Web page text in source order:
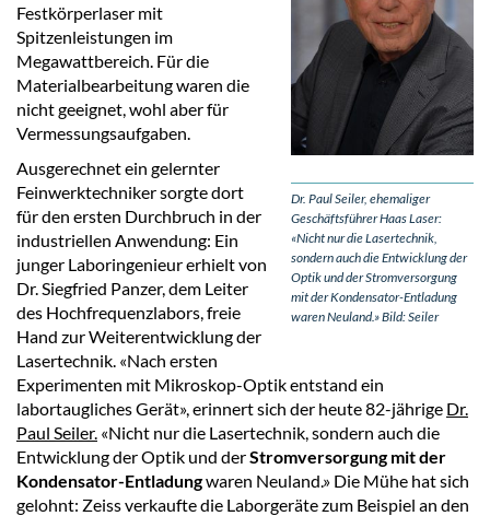
Dr. Paul Seiler, ehemaliger
Geschäftsführer Haas Laser:
«Nicht nur die Lasertechnik,
sondern auch die Entwicklung der
Optik und der Stromversorgung
mit der Kondensator-Entladung
waren Neuland.» Bild: Seiler
Festkörperlaser mit
Spitzenleistungen im
Megawattbereich. Für die
Materialbearbeitung waren die
nicht geeignet, wohl aber für
Vermessungsaufgaben.
Ausgerechnet ein gelernter
Feinwerktechniker sorgte dort
für den ersten Durchbruch in der
industriellen Anwendung: Ein
junger Laboringenieur erhielt von
Dr. Siegfried Panzer, dem Leiter
des Hochfrequenzlabors, freie
Hand zur Weiterentwicklung der
Lasertechnik. «Nach ersten
Experimenten mit Mikroskop-Optik entstand ein
labortaugliches Gerät», erinnert sich der heute 82-jährige Dr.
Paul Seiler. «Nicht nur die Lasertechnik, sondern auch die
Entwicklung der Optik und derStromversorgung mit der
Kondensator-Entladungwaren Neuland.» Die Mühe hat sich
gelohnt: Zeiss verkaufte die Laborgeräte zum Beispiel an den